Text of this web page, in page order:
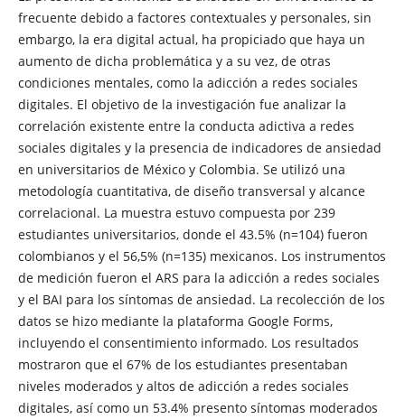
frecuente debido a factores contextuales y personales, sin
embargo, la era digital actual, ha propiciado que haya un
aumento de dicha problemática y a su vez, de otras
condiciones mentales, como la adicción a redes sociales
digitales. El objetivo de la investigación fue analizar la
correlación existente entre la conducta adictiva a redes
sociales digitales y la presencia de indicadores de ansiedad
en universitarios de México y Colombia. Se utilizó una
metodología cuantitativa, de diseño transversal y alcance
correlacional. La muestra estuvo compuesta por 239
estudiantes universitarios, donde el 43.5% (n=104) fueron
colombianos y el 56,5% (n=135) mexicanos. Los instrumentos
de medición fueron el ARS para la adicción a redes sociales
y el BAI para los síntomas de ansiedad. La recolección de los
datos se hizo mediante la plataforma Google Forms,
incluyendo el consentimiento informado. Los resultados
mostraron que el 67% de los estudiantes presentaban
niveles moderados y altos de adicción a redes sociales
digitales, así como un 53.4% presento síntomas moderados